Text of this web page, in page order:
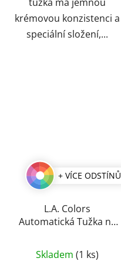
krémovou konzistenci a
speciální složení,...
+ VÍCE ODSTÍNŮ
L.A. Colors
Automatická Tužka na
hodnocení
Skladem (1 ks)